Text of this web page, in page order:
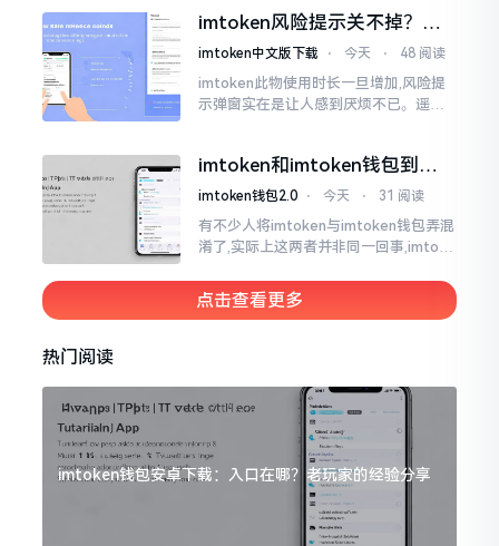
莫要惊慌,暂且别急着去砸手机。
imtoken风险提示关不掉？老
手教你几招
imtoken中文版下载 ⋅ 今天 ⋅ 48 阅读
imtoken此物使用时长一旦增加,风险提
示弹窗实在是让人感到厌烦不已。遥想
人心里慌慌张张的。
imtoken和imtoken钱包到底
啥区别 一文说清楚
imtoken钱包2.0 ⋅ 今天 ⋅ 31 阅读
有不少人将imtoken与imtoken钱包弄混
淆了,实际上这两者并非同一回事,imtoke
由该公司所推出的产品
点击查看更多
热门阅读
imtoken钱包安卓下载：入口在哪？老玩家的经验分享